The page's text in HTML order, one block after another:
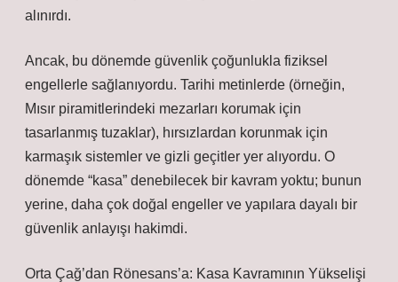
alınırdı.
Ancak, bu dönemde güvenlik çoğunlukla fiziksel
engellerle sağlanıyordu. Tarihi metinlerde (örneğin,
Mısır piramitlerindeki mezarları korumak için
tasarlanmış tuzaklar), hırsızlardan korunmak için
karmaşık sistemler ve gizli geçitler yer alıyordu. O
dönemde “kasa” denebilecek bir kavram yoktu; bunun
yerine, daha çok doğal engeller ve yapılara dayalı bir
güvenlik anlayışı hakimdi.
Orta Çağ’dan Rönesans’a: Kasa Kavramının Yükselişi